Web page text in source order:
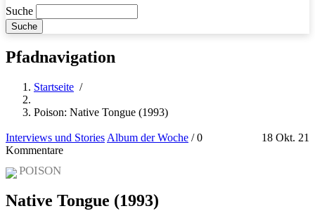
Suche
Pfadnavigation
Startseite /
Poison: Native Tongue (1993)
Interviews und Stories Album der Woche 18 Okt. 21
/0
Kommentare
POISON
Native Tongue (1993)